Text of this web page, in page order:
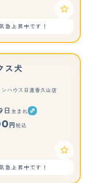
急上昇中です！
ス犬
もっと見る
ンハウス日進香久山店
日 生まれ
円 税込
急上昇中です！